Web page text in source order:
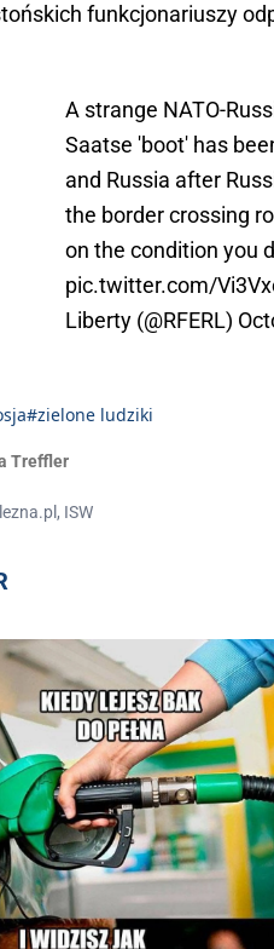
funkcjonariuszy
A strange NATO-
Saatse 'boot' has
and Russia after
the border crossing
on the condition you
pic.twitter.com/
Liberty (@RFERL)
#zielone ludziki
Treffler
ISW